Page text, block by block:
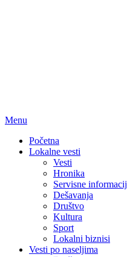
Menu
Početna
Lokalne vesti
Vesti
Hronika
Servisne
Dešavanja
Društvo
Kultura
Sport
Lokalni biznisi
Vesti po naseljima